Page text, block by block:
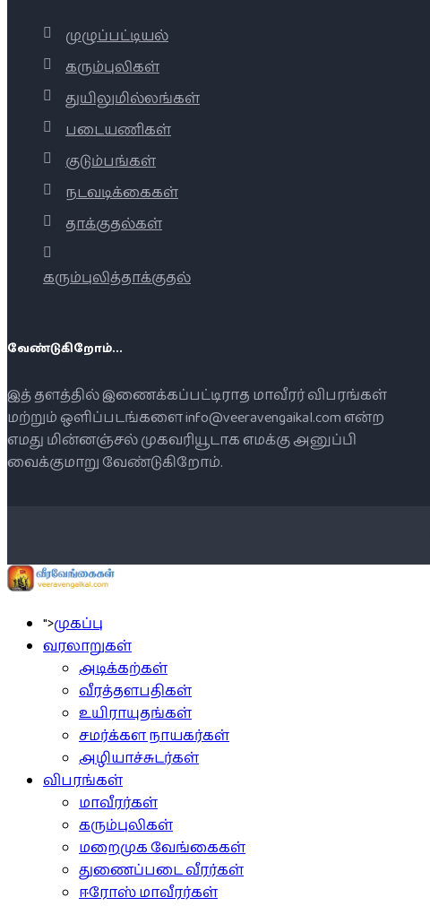
முழுப்பட்டியல்
கரும்புலிகள்
துயிலுமில்லங்கள்
படையணிகள்
குடும்பங்கள்
நடவடிக்கைகள்
தாக்குதல்கள்
கரும்புலித்தாக்குதல்
வேண்டுகிறோம்...
இத் தளத்தில் இணைக்கப்பட்டிராத மாவீரர் விபரங்கள்
மற்றும் ஒளிப்படங்களை info@veeravengaikal.com என்ற
எமது மின்னஞ்சல் முகவரியூடாக எமக்கு அனுப்பி
வைக்குமாறு வேண்டுகிறோம்.
">முகப்பு
வரலாறுகள்
அடிக்கற்கள்
வீரத்தளபதிகள்
உயிராயுதங்கள்
சமர்க்கள நாயகர்கள்
அழியாச்சுடர்கள்
விபரங்கள்
மாவீரர்கள்
கரும்புலிகள்
மறைமுக வேங்கைகள்
துணைப்படை வீரர்கள்
ஈரோஸ் மாவீரர்கள்